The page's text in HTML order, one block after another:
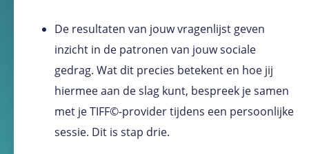
De resultaten van jouw vragenlijst geven
inzicht in de patronen van jouw sociale
gedrag. Wat dit precies betekent en hoe jij
hiermee aan de slag kunt, bespreek je samen
met je TIFF©-provider tijdens een persoonlijke
sessie. Dit is stap drie.